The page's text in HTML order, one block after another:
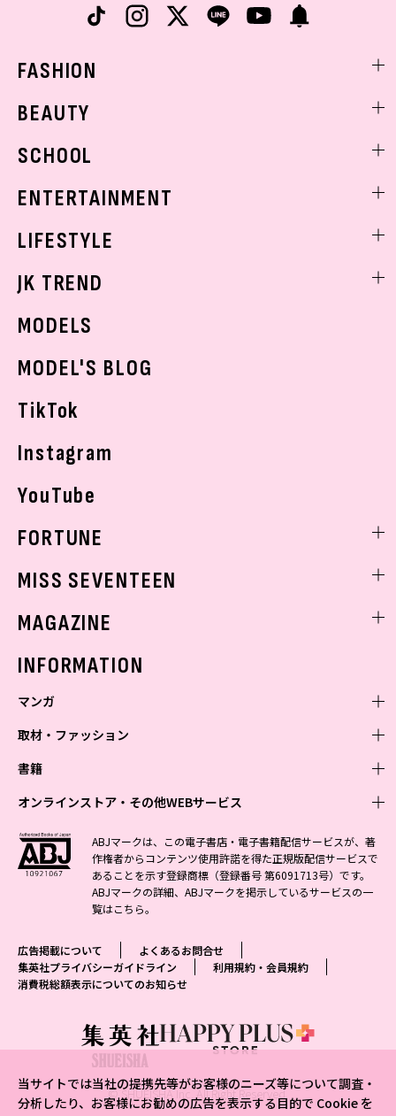
当サイトでは当社の提携先等がお客様のニーズ等について調査・
分析したり、お客様にお勧めの広告を表示する目的で Cookie を
FASHION
着回し
BEAUTY
ベストコスメ
ボディケア
SCHOOL
学校ヘアメイク
ENTERTAINMENT
K-POP
LIFESTYLE
モデルの購入品
JK TREND
MODELS
MODEL'S BLOG
TikTok
Instagram
YouTube
FORTUNE
MISS SEVENTEEN
MAGAZINE
INFORMATION
マンガ
少年マンガ
Vジャンプ
最強ジャンプ
少年ジャンプ+
ジャンプTOON
ジャンプルーキー！
S-MANGA
集英社コミック文庫
青年マンガ
ZEBRACK
S-MANGA
集英社ジャンプリミックス
週刊ヤングジャンプ
ヤングジャンプ定期購読デジタル
となりのヤングジャンプ
グランドジャンプ
ウルトラジャンプ
少女マンガ
ZEBRACK
S-MANGA
集英社コミック文庫
マーガレット
別冊マーガレット
リマコミ
マンガMeets
女性マンガ
ジャンプTOON
集英社コミック文庫
マンガMee公式サイト
リマコミ
office YOU
取材・ファッション
ファッション・美容
BAILA
MAQUIA
eclat
T JAPAN
MEN'S NON-NO
集英社オンライン
芸能・情報・スポーツ
週プレNEWS
週プレ グラジャパ!
書籍
文芸・文庫・総合
小説すばる
集英社 文芸ステーション
web 集英社文庫
アジア人物史
学芸・ノンフィクション・新書
1日5分で、明日は変わる よみタイ yomitai
集英社学芸部 - 学芸・ノンフィクション
集英社ビジネス書
集英社新書プラス - 知の水先案内人
kotoba
情報・知識＆オピニオン imidas
ライトノベル・ノベライズ
集英社オレンジ文庫
JUMP j-BOOKS
ダッシュエックス文庫公式サイト
集英社Webマガジン コバルト
集英社の児童図書 S-KIDS.LAND
オンラインストア・その他WEBサービス
オンラインストア
OTO
SHUEISHA MANGA-ART HERITAGE
ジャンプキャラクターズストア
HAPPY PLUS STORE
SHUEISHA VOX
LEEマルシェ
eclat premium
mirabella homme
その他WEBサービス
集英社アドナビ
集英社エディターズ・ラボ
ABJマークは、この電子書店・電子書籍配信サービスが、著
作権者からコンテンツ使用許諾を得た正規版配信サービスで
あることを示す登録商標（登録番号 第6091713号）です。
ABJマークの詳細、ABJマークを掲示しているサービスの一
覧はこちら。
広告掲載について
よくあるお問合せ
集英社プライバシーガイドライン
利用規約・会員規約
消費税総額表示についてのお知らせ
© SHUEISHA Inc. All Right Reserved.